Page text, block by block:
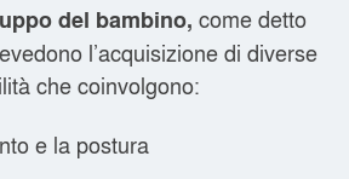
del bambino, come detto
l’acquisizione di diverse
che coinvolgono:
e la postura